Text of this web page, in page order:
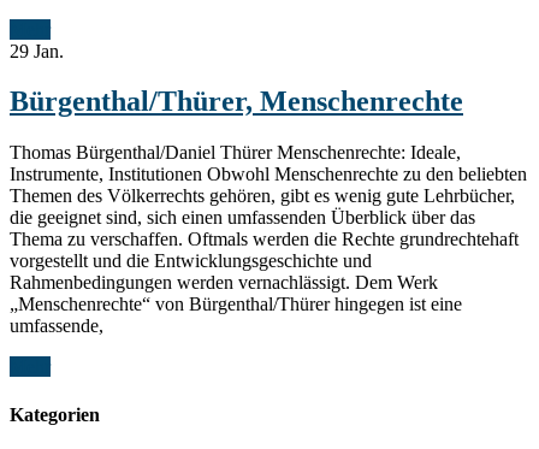
29 Jan.
Bürgenthal/Thürer, Menschenrechte
Thomas Bürgenthal/Daniel Thürer Menschenrechte: Ideale,
Instrumente, Institutionen Obwohl Menschenrechte zu den beliebten
Themen des Völkerrechts gehören, gibt es wenig gute Lehrbücher,
die geeignet sind, sich einen umfassenden Überblick über das
Thema zu verschaffen. Oftmals werden die Rechte grundrechtehaft
vorgestellt und die Entwicklungsgeschichte und
Rahmenbedingungen werden vernachlässigt. Dem Werk
„Menschenrechte“ von Bürgenthal/Thürer hingegen ist eine
umfassende,
Kategorien